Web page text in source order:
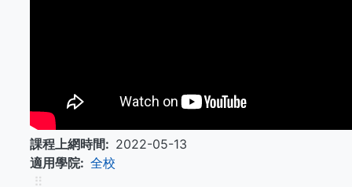
課程上網時間
2022-05-13
適用學院
全校
⠿